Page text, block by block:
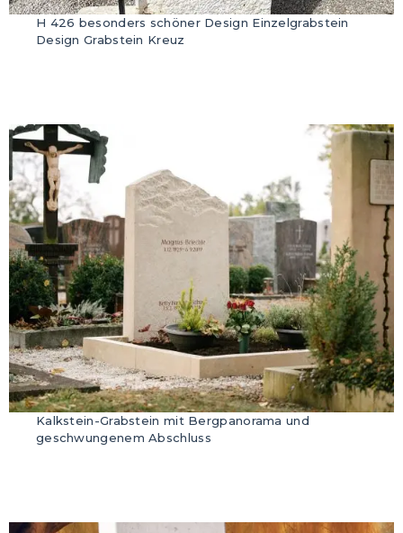
H 426 besonders schöner Design Einzelgrabstein
Design Grabstein Kreuz
Kalkstein-Grabstein mit Bergpanorama und
geschwungenem Abschluss